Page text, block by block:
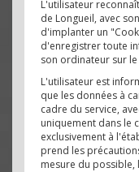
L'utilisateur
de Longueil, avec
d'implanter un
d'enregistrer toute
son ordinateur sur le
L'utilisateur est
que les données à
cadre du service,
uniquement dans le
exclusivement à
prend les
mesure du possible,